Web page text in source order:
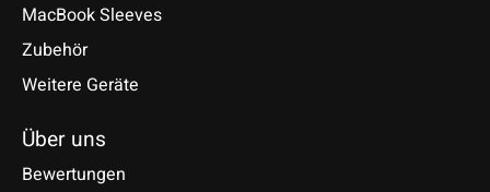
MacBook Sleeves
Zubehör
Weitere Geräte
Über uns
Bewertungen